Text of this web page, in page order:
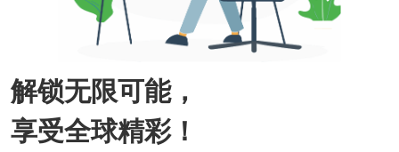
解锁无限可能，
享受全球精彩！